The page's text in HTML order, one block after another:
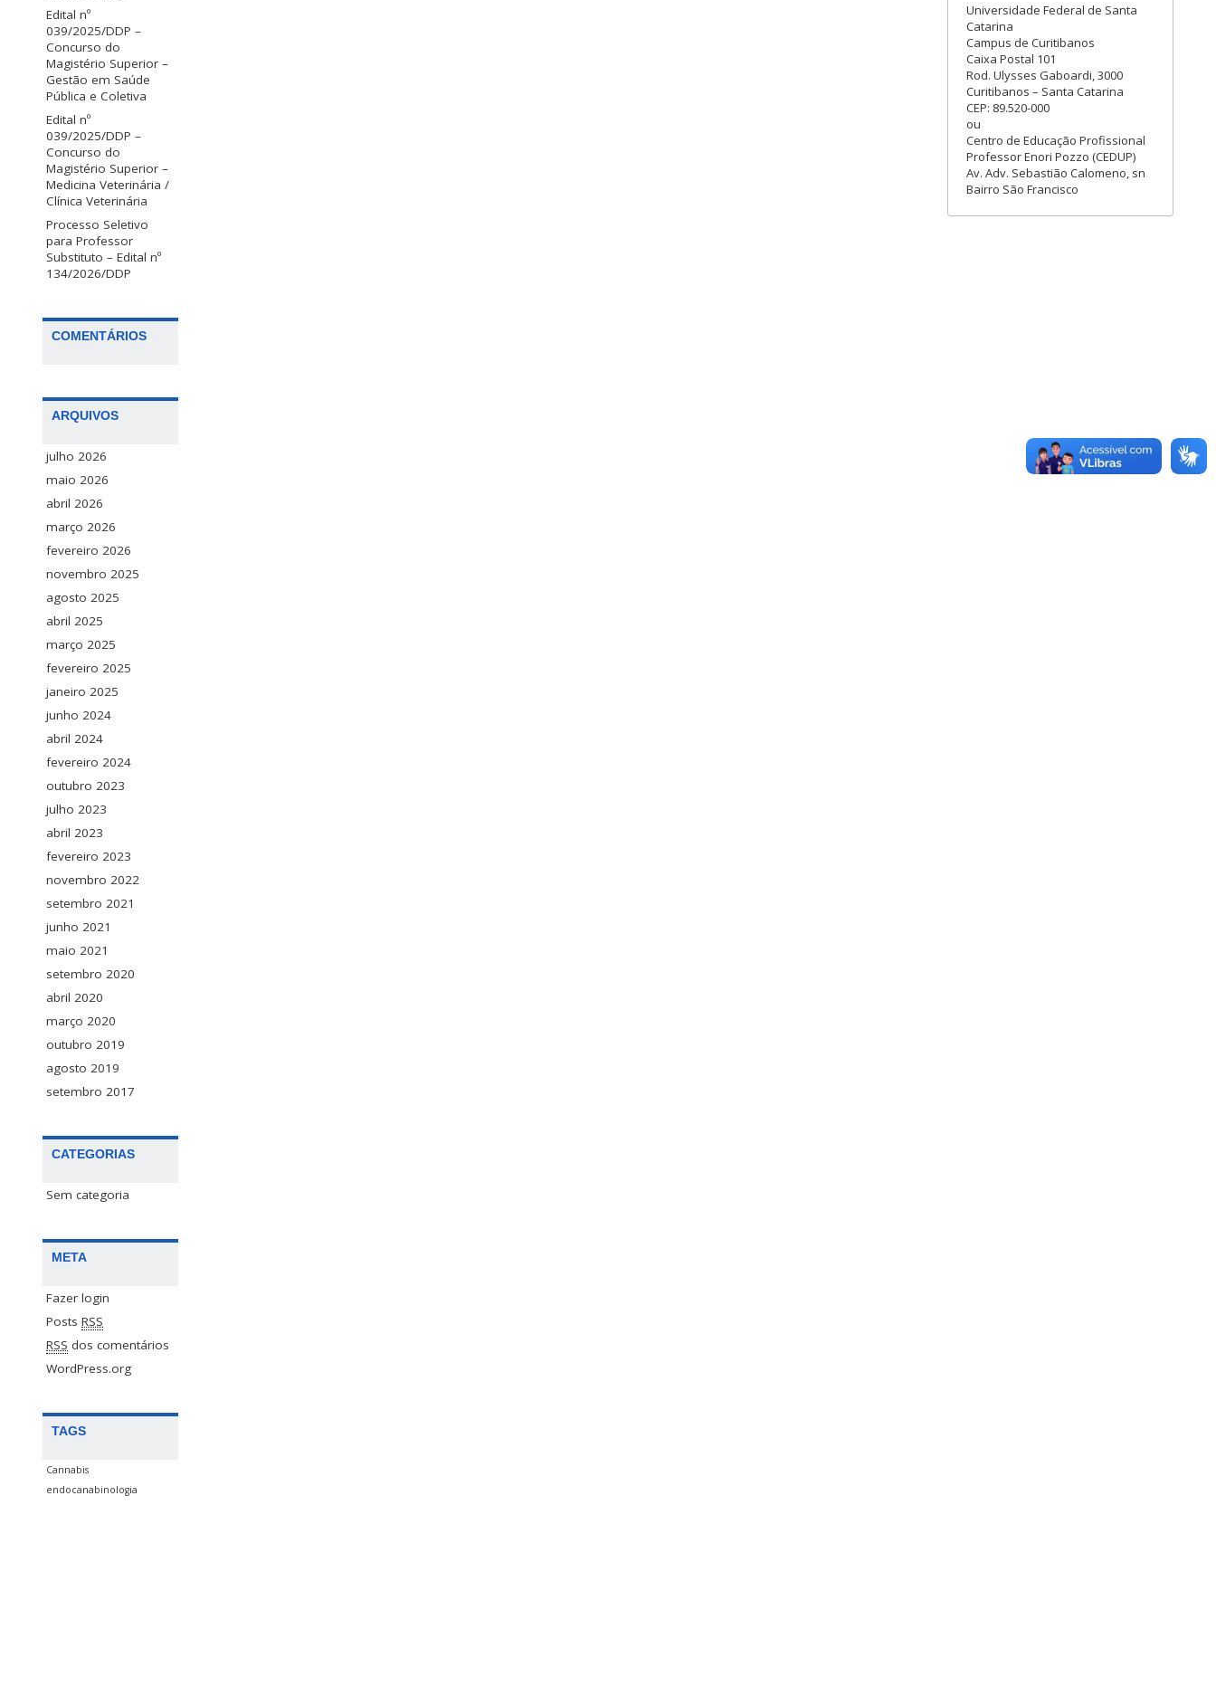
Edital nº
039/2025/DDP –
Concurso do
Magistério Superior –
Gestão em Saúde
Pública e Coletiva
Edital nº
039/2025/DDP –
Concurso do
Magistério Superior –
Medicina Veterinária /
Clínica Veterinária
Processo Seletivo
para Professor
Substituto – Edital nº
134/2026/DDP
COMENTÁRIOS
ARQUIVOS
julho 2026
maio 2026
abril 2026
março 2026
fevereiro 2026
novembro 2025
agosto 2025
abril 2025
março 2025
fevereiro 2025
janeiro 2025
junho 2024
abril 2024
fevereiro 2024
outubro 2023
julho 2023
abril 2023
fevereiro 2023
novembro 2022
setembro 2021
junho 2021
maio 2021
setembro 2020
abril 2020
março 2020
outubro 2019
agosto 2019
setembro 2017
CATEGORIAS
Sem categoria
META
Fazer login
Posts RSS
RSS dos comentários
WordPress.org
TAGS
Cannabis
endocanabinologia
Universidade Federal de Santa
Catarina
Campus de Curitibanos
Caixa Postal 101
Rod. Ulysses Gaboardi, 3000
Curitibanos – Santa Catarina
CEP: 89.520-000
ou
Centro de Educação Profissional
Professor Enori Pozzo (CEDUP)
Av. Adv. Sebastião Calomeno, sn
Bairro São Francisco